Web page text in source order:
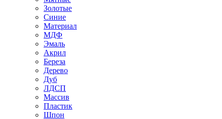
Золотые
Синие
Материал
МДФ
Эмаль
Акрил
Береза
Дерево
Дуб
ЛДСП
Массив
Пластик
Шпон